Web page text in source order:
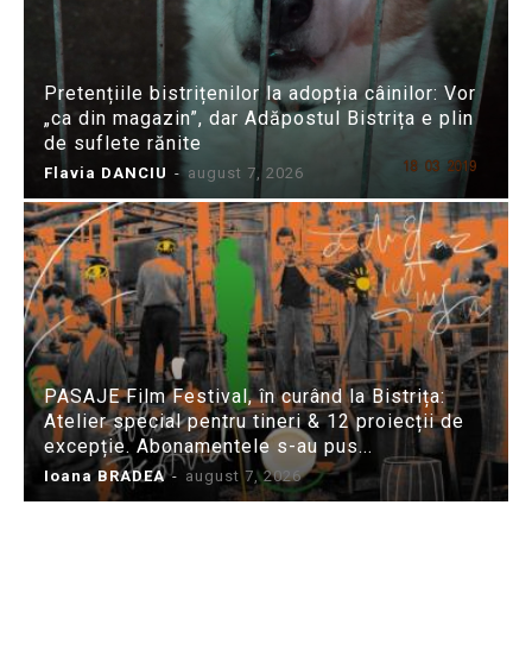
Pretențiile bistrițenilor la adopția câinilor: Vor
„ca din magazin”, dar Adăpostul Bistrița e plin
de suflete rănite
Flavia DANCIU - august 7, 2026
PASAJE Film Festival, în curând la Bistrița:
Atelier special pentru tineri & 12 proiecții de
excepție. Abonamentele s-au pus...
Ioana BRADEA - august 7, 2026